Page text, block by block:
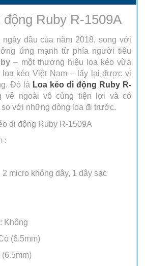
động Ruby R-1509A
đầu của năm 2018, song với
ứng mạnh từ phía người tiêu
– một thương hiệu loa kéo vừa
kéo Việt Nam – lấy lại được vị
Đó là Loa kéo di động Ruby R-
vẻ ngoài vô cùng tiện lợi và có
với những dòng loa đi trước.
:
2 micro không dây, 1 dây sạc
Không
(6.5mm)
(6.5mm)